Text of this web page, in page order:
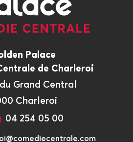
Palace
de Charleroi
Grand Central
Charleroi
04 254 05 00